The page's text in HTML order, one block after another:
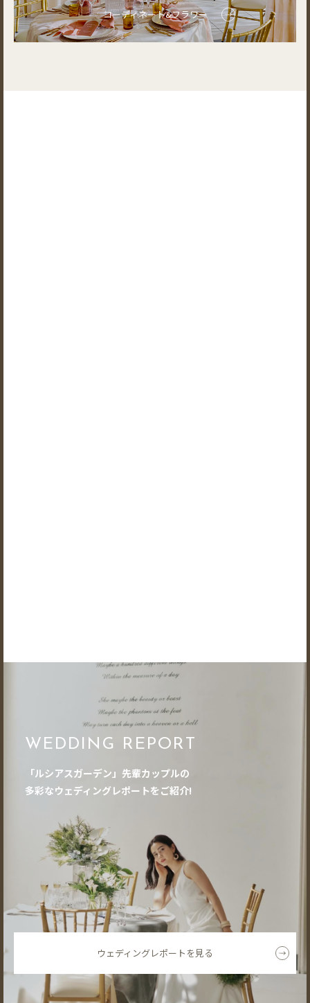
コーディネート&フラワー
WEDDING REPORT
「ルシアスガーデン」先輩カップルの
多彩なウェディングレポートをご紹介!
ウェディングレポートを見る